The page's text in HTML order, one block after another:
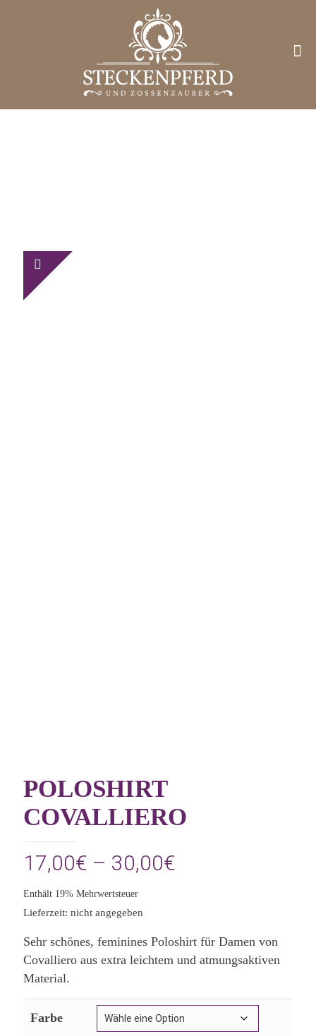
POLOSHIRT
COVALLIERO
17,00€ – 30,00€
Enthält 19% Mehrwertsteuer
Lieferzeit: nicht angegeben
Sehr schönes, feminines Poloshirt für Damen von
Covalliero aus extra leichtem und atmungsaktiven
Material.
Farbe